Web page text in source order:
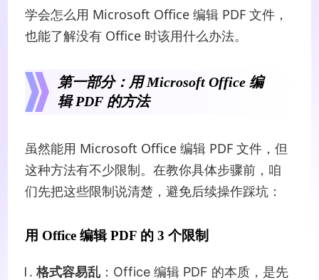
学会怎么用 Microsoft Office 编辑 PDF 文件，
也能了解没有 Office 时该用什么办法。
第一部分：用 Microsoft Office 编
辑 PDF 的方法
虽然能用 Microsoft Office 编辑 PDF 文件，但
这种方法有不少限制。在教你具体步骤前，咱
们先把这些限制说清楚，避免后续操作踩坑：
用 Office 编辑 PDF 的 3 个限制
格式容易乱：Office 编辑 PDF 的本质，是先